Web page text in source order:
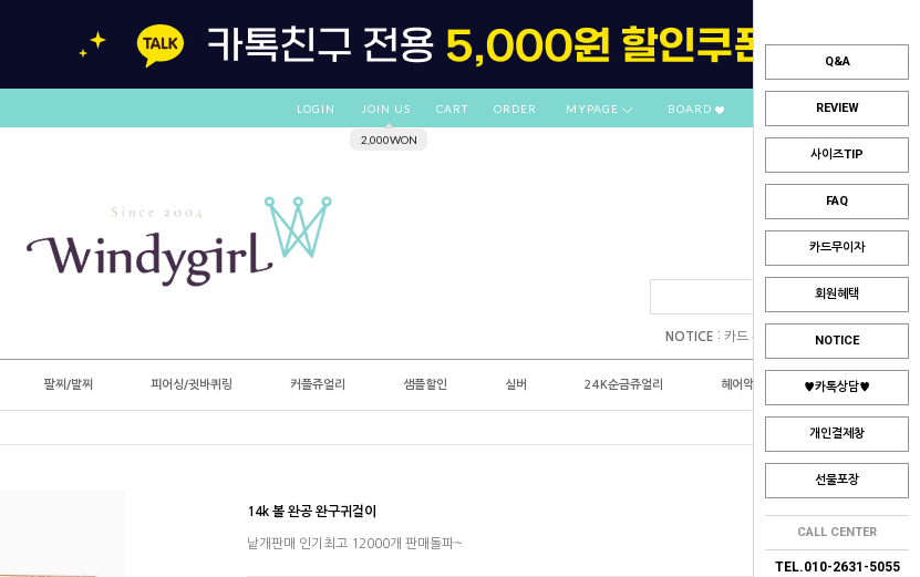
Q&A
REVIEW
사이즈TIP
FAQ
카드무이자
회원혜택
NOTICE
♥카톡상담♥
개인결제창
선물포장
CALL CENTER
TEL.010-2631-5055
LOGIN JOIN US
2,000WON
CART ORDER MYPAGE BOARD
NOTICE : 카드 부분무이자 안내
팔찌/발찌 피어싱/귓바퀴링 커플쥬얼리 샘플할인 실버 24K순금쥬얼리 헤어악세사리
14k 볼 완공 완구귀걸이
낱개판매 인기최고 12000개 판매돌파~